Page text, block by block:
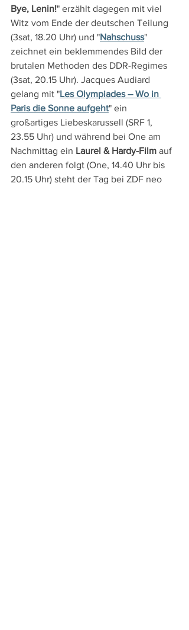
Bye, Lenin!" erzählt dagegen mit viel
Witz vom Ende der deutschen Teilung
(3sat, 18.20 Uhr) und "Nahschuss"
zeichnet ein beklemmendes Bild der
brutalen Methoden des DDR-Regimes
(3sat, 20.15 Uhr). Jacques Audiard
gelang mit "Les Olympiades – Wo in
Paris die Sonne aufgeht" ein
großartiges Liebeskarussell (SRF 1,
23.55 Uhr) und während bei One am
Nachmittag ein Laurel & Hardy-Film auf
den anderen folgt (One, 14.40 Uhr bis
20.15 Uhr) steht der Tag bei ZDF neo